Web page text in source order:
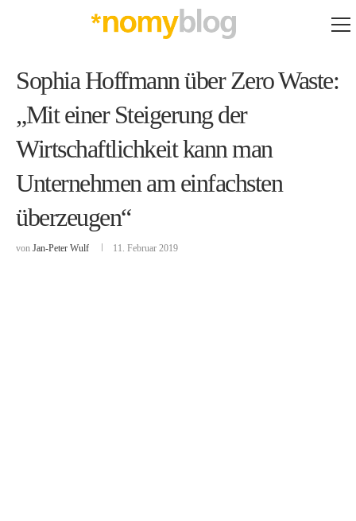
Sophia Hoffmann über Zero Waste:
„Mit einer Steigerung der
Wirtschaftlichkeit kann man
Unternehmen am einfachsten
überzeugen“
von Jan-Peter Wulf 11. Februar 2019